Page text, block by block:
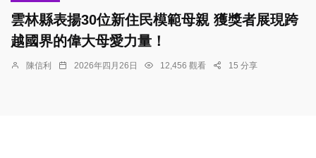
雲林縣表揚30位新住民模範母親 獲獎者展現跨
越國界的偉大母愛力量！
陳信利 2026年四月26日 12,456 觀看 15 分享